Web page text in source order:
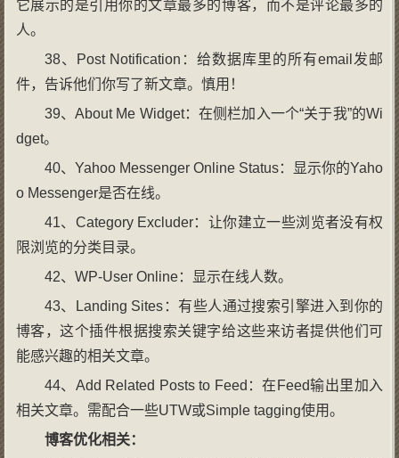
它展示的是引用你的文章最多的博客，而不是评论最多的
人。
38、Post Notification：给数据库里的所有email发邮
件，告诉他们你写了新文章。慎用！
39、About Me Widget：在侧栏加入一个“关于我”的Wi
dget。
40、Yahoo Messenger Online Status：显示你的Yaho
o Messenger是否在线。
41、Category Excluder：让你建立一些浏览者没有权
限浏览的分类目录。
42、WP-User Online：显示在线人数。
43、Landing Sites：有些人通过搜索引擎进入到你的
博客，这个插件根据搜索关键字给这些来访者提供他们可
能感兴趣的相关文章。
44、Add Related Posts to Feed：在Feed输出里加入
相关文章。需配合一些UTW或Simple tagging使用。
博客优化相关：